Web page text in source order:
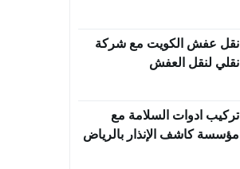
نقل عفش الكويت مع شركة
نقلي لنقل العفش
تركيب ادوات السلامة مع
مؤسسة كاشف الإنذار بالرياض